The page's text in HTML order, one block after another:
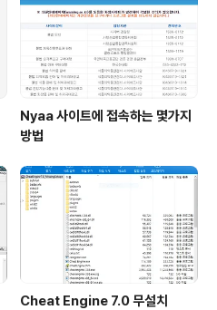
Nyaa 사이트에 접속하는 몇가지
방법
Cheat Engine 7.0 무설치